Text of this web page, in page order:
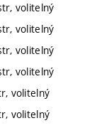
volitelný
volitelný
volitelný
volitelný
volitelný
volitelný